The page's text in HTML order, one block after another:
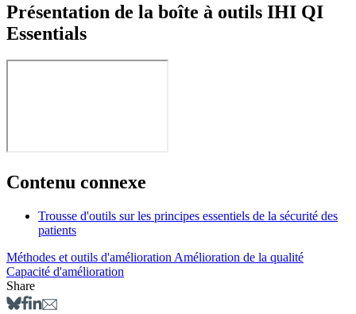
Présentation de la boîte à outils IHI QI
Essentials
Contenu connexe
Trousse d'outils sur les principes essentiels de la sécurité des
patients
Méthodes et outils d'amélioration Amélioration de la qualité
Capacité d'amélioration
Share